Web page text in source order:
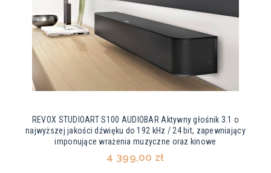
REVOX STUDIOART S100 AUDIOBAR Aktywny głośnik 3.1 o
najwyższej jakości dźwięku do 192 kHz / 24 bit, zapewniający
imponujące wrażenia muzyczne oraz kinowe
4 399,00 zł